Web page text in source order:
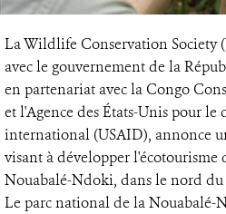
La Wildlife Conservation Society
avec le gouvernement de la
en partenariat avec la Congo
et l'Agence des États-Unis pour le
international (USAID), annonce
visant à développer l'écotourisme
Nouabalé-Ndoki, dans le nord
Le parc national de la Nouabalé-